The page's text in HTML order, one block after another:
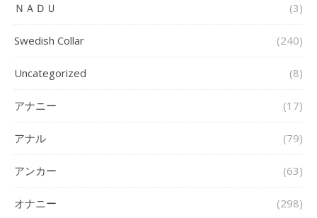
ＮＡＤＵ (3)
Swedish Collar (240)
Uncategorized (8)
アナニー (17)
アナル (79)
アンカー (63)
オナニー (298)